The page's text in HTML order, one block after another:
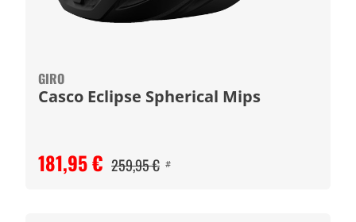
GIRO
Casco Eclipse Spherical Mips
181,95 € 259,95 € #